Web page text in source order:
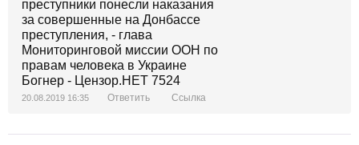
20.08.2019 16:35 Ответить Ссылка